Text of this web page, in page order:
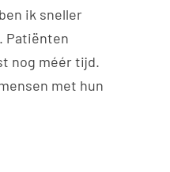
ik sneller
Patiënten
nog méér tijd.
met hun